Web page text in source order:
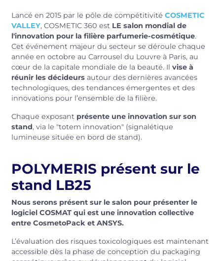
Lancé en 2015 par le pôle de compétitivité COSMETIC
VALLEY, COSMETIC 360 est LE salon mondial de
l'innovation pour la filière parfumerie-cosmétique.
Cet événement majeur du secteur se déroule chaque
année en octobre au Carrousel du Louvre à Paris, au
cœur de la capitale mondiale de la beauté. Il vise à
réunir les décideurs autour des dernières avancées
technologiques, des tendances émergentes et des
innovations pour l’ensemble de la filière.
Chaque exposant présente une innovation sur son
stand, via le "totem innovation" (signalétique
lumineuse située en bord de stand).
POLYMERIS présent sur le
stand LB25
Nous serons présent sur le salon pour présenter le
logiciel COSMAT qui est une innovation collective
entre CosmetoPack et ANSYS.
L’évaluation des risques toxicologiques est maintenant
accessible dès la phase de conception du packaging